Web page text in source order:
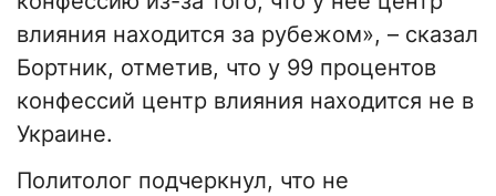
влияния находится за рубежом», – сказал
Бортник, отметив, что у 99 процентов
конфессий центр влияния находится не в
Украине.
Политолог подчеркнул, что не